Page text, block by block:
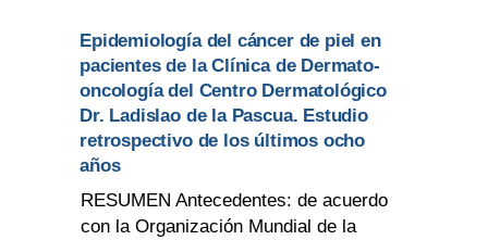
Epidemiología del cáncer de piel en
pacientes de la Clínica de Dermato-
oncología del Centro Dermatológico
Dr. Ladislao de la Pascua. Estudio
retrospectivo de los últimos ocho
años
RESUMEN Antecedentes: de acuerdo
con la Organización Mundial de la